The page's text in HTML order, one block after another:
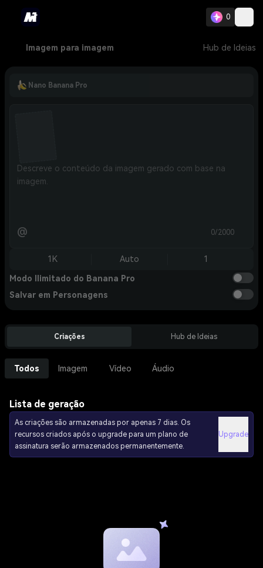
0
Imagem para imagem Hub de Ideias
Nano Banana Pro
@ 0/2000
1K Auto 1
Modo Ilimitado do Banana Pro
Salvar em Personagens
Criações Hub de Ideias
Todos Imagem Vídeo Áudio
Lista de geração
As criações são armazenadas por apenas 7 dias. Os
recursos criados após o upgrade para um plano de
assinatura serão armazenados permanentemente.
Upgrade